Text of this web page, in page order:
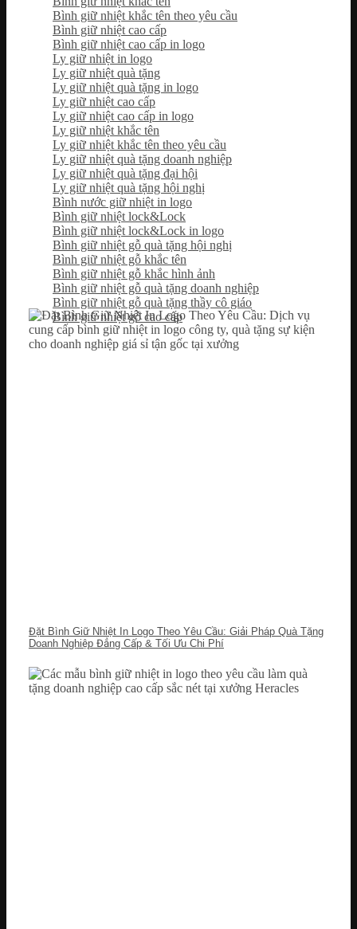
Bình giữ nhiệt khắc tên theo yêu cầu
Bình giữ nhiệt cao cấp
Bình giữ nhiệt cao cấp in logo
Ly giữ nhiệt in logo
Ly giữ nhiệt quà tặng
Ly giữ nhiệt quà tặng in logo
Ly giữ nhiệt cao cấp
Ly giữ nhiệt cao cấp in logo
Ly giữ nhiệt khắc tên
Ly giữ nhiệt khắc tên theo yêu cầu
Ly giữ nhiệt quà tặng doanh nghiệp
Ly giữ nhiệt quà tặng đại hội
Ly giữ nhiệt quà tặng hội nghị
Bình nước giữ nhiệt in logo
Bình giữ nhiệt lock&Lock
Bình giữ nhiệt lock&Lock in logo
Bình giữ nhiệt gỗ quà tặng hội nghị
Bình giữ nhiệt gỗ khắc tên
Bình giữ nhiệt gỗ khắc hình ảnh
Bình giữ nhiệt gỗ quà tặng doanh nghiệp
Bình giữ nhiệt gỗ quà tặng thầy cô giáo
Bình giữ nhiệt gỗ cao cấp
Đặt Bình Giữ Nhiệt In Logo Theo Yêu Cầu: Giải Pháp Quà Tặng
Doanh Nghiệp Đẳng Cấp & Tối Ưu Chi Phí